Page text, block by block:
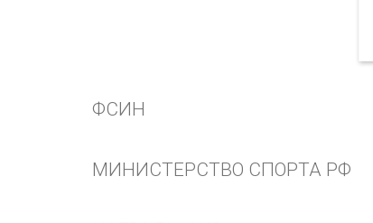
ФСИН
МИНИСТЕРСТВО СПОРТА РФ